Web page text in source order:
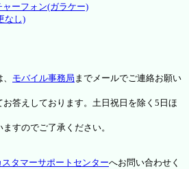
ーフォン(ガラケー)
なし)
モバイル事務局 までメールでご連絡お願い
答えしております。土日祝日を除く5日ほ
すのでご了承ください。
スタマーサポートセンターへお問い合わせく